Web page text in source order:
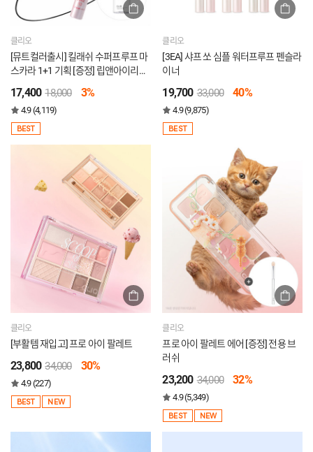
클리오
[뮤트컬러출시] 킬래쉬 수퍼프루프 마
스카라 1+1 기획 [증정] 립앤아이리무
17,400 18,000 3%
4.9 (4,119)
BEST
클리오
[3EA] 샤프 쏘 심플 워터프루프 펜슬라
이너
19,700 33,000 40%
4.9 (9,875)
BEST
클리오
[부활템 재입고] 프로 아이 팔레트
23,800 34,000 30%
4.9 (227)
BEST NEW
클리오
프로 아이 팔레트 에어 [증정] 전용 브
러쉬
23,200 34,000 32%
4.9 (5,349)
BEST NEW